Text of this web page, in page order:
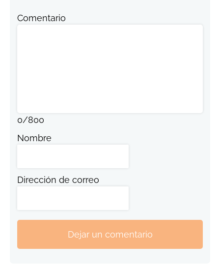
Comentario
0/800
Nombre
Dirección de correo
Dejar un comentario